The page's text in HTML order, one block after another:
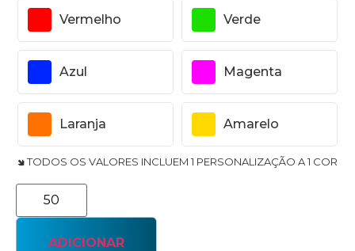
Vermelho Verde
Azul Magenta
Laranja Amarelo
🢆 TODOS OS VALORES INCLUEM 1 PERSONALIZAÇÃO A 1 COR
ADICIONAR